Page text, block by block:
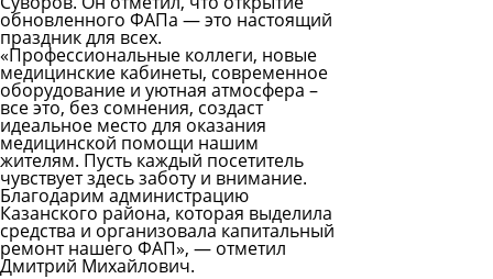
обновленного ФАПа — это настоящий
праздник для всех.
«Профессиональные коллеги, новые
медицинские кабинеты, современное
оборудование и уютная атмосфера –
все это, без сомнения, создаст
идеальное место для оказания
медицинской помощи нашим
жителям. Пусть каждый посетитель
чувствует здесь заботу и внимание.
Благодарим администрацию
Казанского района, которая выделила
средства и организовала капитальный
ремонт нашего ФАП», — отметил
Дмитрий Михайлович.